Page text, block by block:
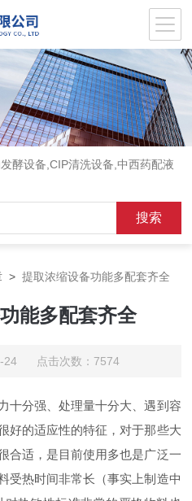
酵设备,CIP清洗设备,中西药配液
>提取浓缩设备功能多配套齐全
能多配套齐全
24 点击次数：7574
十分强、处理量十分大、遇到容
好的适应性的特征，对于那些大
合适，是目前使用多也是广泛一
受热时间非常长（事实上制造中